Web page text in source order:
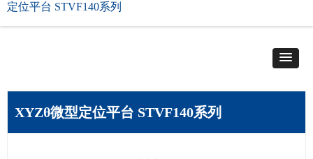
定位平台 STVF140系列
XYZθ微型定位平台 STVF140系列